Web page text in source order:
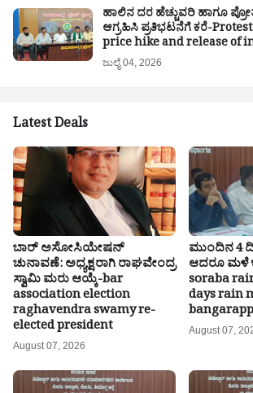
ಹಾಲಿನ ದರ ಹೆಚ್ಚುವರಿ ಹಾಗೂ
ಆಗ್ರಹಿಸಿ ಪ್ರತಿಭಟನೆಗೆ ಕರೆ-
price hike and release of
ಜುಲೈ 04, 2026
Latest Deals
ಬಾರ್ ಅಸೋಸಿಯೇಷನ್
ಚುನಾವಣೆ: ಅಧ್ಯಕ್ಷರಾಗಿ ರಾಘವೇಂದ್ರ
ಸ್ವಾಮಿ ಮರು ಆಯ್ಕೆ-bar
association election
raghavendra swamy re-
elected president
August 07, 2026
ಮುಂದಿನ 4
ಆದರೂ ಮಳೆ
soraba
days rain
August 07,